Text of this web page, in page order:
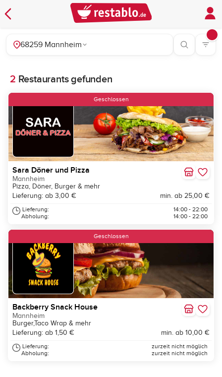
68259 Mannheim
2 Restaurants gefunden
Geschlossen
Sara Döner und Pizza
Mannheim
Pizza, Döner, Burger & mehr
Lieferung: ab 3,00 €
min. ab 25,00 €
Lieferung:
Abholung:
14:00 - 22:00
14:00 - 22:00
Geschlossen
Backberry Snack House
Mannheim
Burger,Taco Wrap & mehr
Lieferung: ab 1,50 €
min. ab 10,00 €
Lieferung:
Abholung:
zurzeit nicht möglich
zurzeit nicht möglich